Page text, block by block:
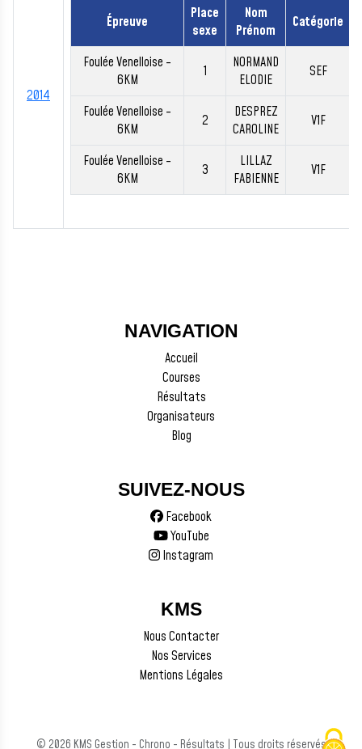
2014
Épreuve
Place
sexe
Nom
Prénom
Catégorie
Foulée Venelloise -
6KM
1
NORMAND
ELODIE
SEF
Foulée Venelloise -
6KM
2
DESPREZ
CAROLINE
V1F
Foulée Venelloise -
6KM
3
LILLAZ
FABIENNE
V1F
NAVIGATION
Accueil
Courses
Résultats
Organisateurs
Blog
SUIVEZ-NOUS
Facebook
YouTube
Instagram
KMS
Nous Contacter
Nos Services
Mentions Légales
© 2026 KMS Gestion - Chrono - Résultats | Tous droits réservés